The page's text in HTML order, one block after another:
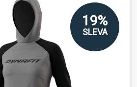
19%
SLEVA